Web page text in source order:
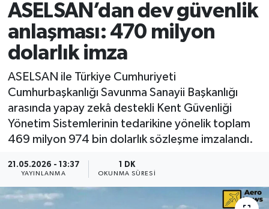
ASELSAN’dan dev güvenlik
anlaşması: 470 milyon
dolarlık imza
ASELSAN ile Türkiye Cumhuriyeti
Cumhurbaşkanlığı Savunma Sanayii Başkanlığı
arasında yapay zekâ destekli Kent Güvenliği
Yönetim Sistemlerinin tedarikine yönelik toplam
469 milyon 974 bin dolarlık sözleşme imzalandı.
21.05.2026 - 13:37
YAYINLANMA
1 DK
OKUNMA SÜRESI